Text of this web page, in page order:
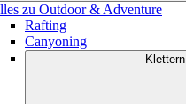
zu Outdoor & Adventure
Rafting
Canyoning
Klettern